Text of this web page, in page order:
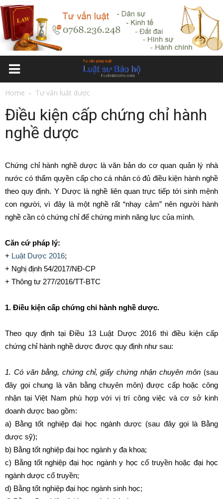
Home Tư vấn luật dược
Điều kiện cấp chứng chỉ hành
nghề dược
Chứng chỉ hành nghề dược là văn bản do cơ quan quản lý nhà
nước có thẩm quyền cấp cho cá nhân có đủ điều kiện hành nghề
theo quy định. Y Dược là nghề liên quan trực tiếp tới sinh mệnh
con người, vì đây là một nghề rất “nhạy cảm” nên người hành
nghề cần có chứng chỉ để chứng minh năng lực của mình.
Căn cứ pháp lý:
+ Luật Dược 2016;
+ Nghị định 54/2017/NĐ-CP
+ Thông tư 277/2016/TT-BTC
1. Điều kiện cấp chứng chỉ hành nghề dược.
Theo quy định tại Điều 13 Luật Dược 2016 thì điều kiện cấp
chứng chỉ hành nghề dược được quy định như sau:
1. Có văn bằng, chứng chỉ, giấy chứng nhận chuyên môn (sau
đây gọi chung là văn bằng chuyên môn) được cấp hoặc công
nhận tại Việt Nam phù hợp với vị trí công việc và cơ sở kinh
doanh dược bao gồm:
a) Bằng tốt nghiệp đại học ngành dược (sau đây gọi là Bằng
dược sỹ);
b) Bằng tốt nghiệp đại học ngành y đa khoa;
c) Bằng tốt nghiệp đại học ngành y học cổ truyền hoặc đại học
ngành dược cổ truyền;
d) Bằng tốt nghiệp đại học ngành sinh học;